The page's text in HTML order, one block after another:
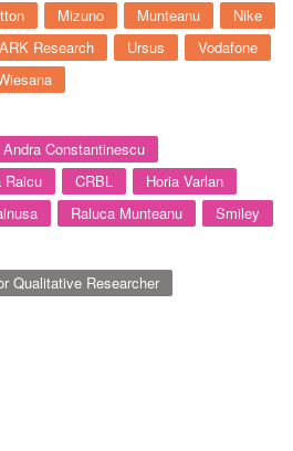
Mizuno Munteanu
Nike
Research Ursus
Vodafone
Andra Constantinescu
Raicu CRBL
Horia Varlan
Raluca Munteanu Smiley
Qualitative Researcher